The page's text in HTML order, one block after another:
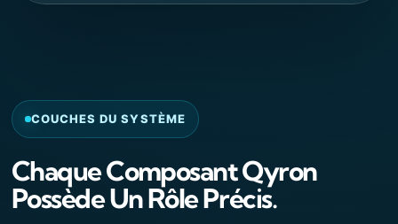
COUCHES DU SYSTÈME
Chaque Composant Qyron
Possède Un Rôle Précis.